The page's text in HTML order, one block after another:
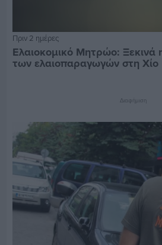
Πριν 2 ημέρες
Ελαιοκομικό Μητρώο: Ξεκινά
των ελαιοπαραγωγών στη Χίο
Διαφήμιση